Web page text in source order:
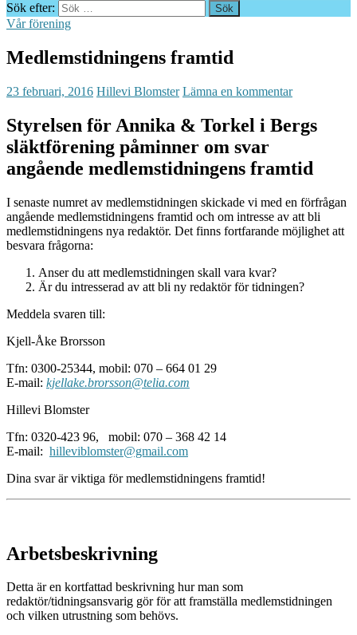
Sök efter:
Vår förening
Medlemstidningens framtid
23 februari, 2016 Hillevi Blomster Lämna en kommentar
Styrelsen för Annika & Torkel i Bergs
släktförening påminner om svar
angående medlemstidningens framtid
I senaste numret av medlemstidningen skickade vi med en förfrågan
angående medlemstidningens framtid och om intresse av att bli
medlemstidningens nya redaktör. Det finns fortfarande möjlighet att
besvara frågorna:
Anser du att medlemstidningen skall vara kvar?
Är du intresserad av att bli ny redaktör för tidningen?
Meddela svaren till:
Kjell-Åke Brorsson
Tfn: 0300-25344, mobil: 070 – 664 01 29
E-mail: kjellake.brorsson@telia.com
Hillevi Blomster
Tfn: 0320-423 96, mobil: 070 – 368 42 14
E-mail: hilleviblomster@gmail.com
Dina svar är viktiga för medlemstidningens framtid!
Arbetsbeskrivning
Detta är en kortfattad beskrivning hur man som
redaktör/tidningsansvarig gör för att framställa medlemstidningen
och vilken utrustning som behövs.